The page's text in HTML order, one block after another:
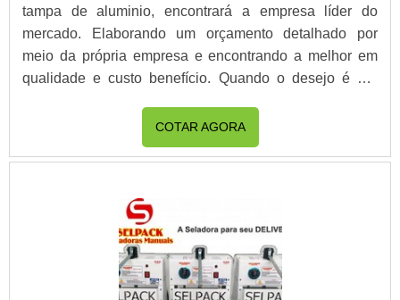
tampa de aluminio, encontrará a empresa líder do
mercado. Elaborando um orçamento detalhado por
meio da própria empresa e encontrando a melhor em
qualidade e custo benefício. Quando o desejo é por
Seladoras alcançará excelente custo-benefício com
soluções de seladora de embalagem para delivery de
diversos tamanhos. MAIS DETALHES
ALUMINIO A Selpack Seladoras objetiva seus reforços
em criar aos parceiros uma estrutura com escritório de
alta qualidade onde são realizadas as atividades e sala
de treinamento com materiais sofisticados, tudo para se
COTAR AGORA